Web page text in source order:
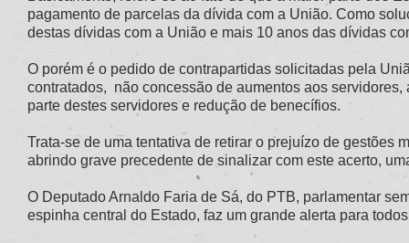
pagamento de parcelas da dívida com a União. Como
destas dívidas com a União e mais 10 anos das dívidas
O porém é o pedido de contrapartidas solicitadas pela
contratados, não concessão de aumentos aos
parte destes servidores e redução de benecífios.
Trata-se de uma tentativa de retirar o prejuízo de gestões
abrindo grave precedente de sinalizar com este acerto,
O Deputado Arnaldo Faria de Sá, do PTB, parlamentar
espinha central do Estado, faz um grande alerta para